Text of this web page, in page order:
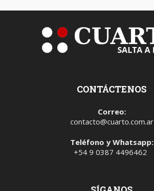
CONTÁCTENOS
Correo:
contacto@cuarto.com.ar
Teléfono y Whatsapp:
+54 9 0387 4496462